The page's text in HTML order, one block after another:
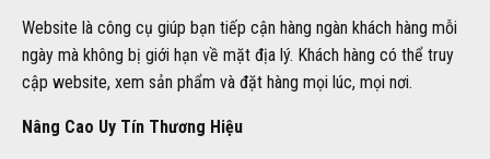
Website là công cụ giúp bạn tiếp cận hàng ngàn khách hàng mỗi
ngày mà không bị giới hạn về mặt địa lý. Khách hàng có thể truy
cập website, xem sản phẩm và đặt hàng mọi lúc, mọi nơi.
Nâng Cao Uy Tín Thương Hiệu